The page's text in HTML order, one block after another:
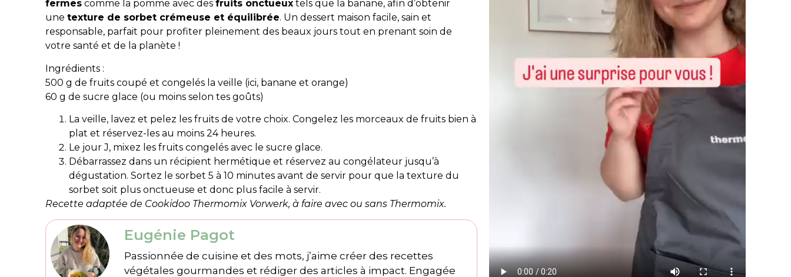
fermes comme la pomme avec desfruits onctueux tels que la banane, afin d’obtenir
unetexture de sorbet crémeuse et équilibrée. Un dessert maison facile, sain et
responsable, parfait pour profiter pleinement des beaux jours tout en prenant soin de
votre santé et de la planète !
Ingrédients :
500 g de fruits coupé et congelés la veille (ici, banane et orange)
60 g de sucre glace (ou moins selon tes goûts)
La veille, lavez et pelez les fruits de votre choix. Congelez les morceaux de fruits bien à
plat et réservez-les au moins 24 heures.
Le jour J, mixez les fruits congelés avec le sucre glace.
Débarrassez dans un récipient hermétique et réservez au congélateur jusqu’à
dégustation. Sortez le sorbet 5 à 10 minutes avant de servir pour que la texture du
sorbet soit plus onctueuse et donc plus facile à servir.
Recette adaptée de Cookidoo Thermomix Vorwerk, à faire avec ou sans Thermomix.
Eugénie Pagot
Passionnée de cuisine et des mots, j’aime créer des recettes
végétales gourmandes et rédiger des articles à impact. Engagée